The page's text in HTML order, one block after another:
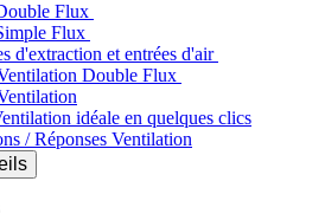
Flux
Flux
d'extraction et entrées d'air
Double Flux
idéale en quelques clics
/ Réponses Ventilation